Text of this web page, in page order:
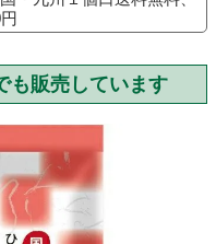
販売しています